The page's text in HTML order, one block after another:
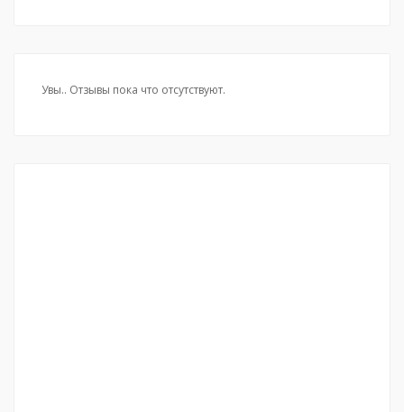
Увы.. Отзывы пока что отсутствуют.